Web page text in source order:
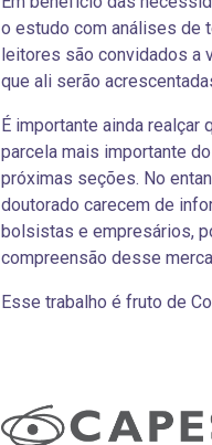
o estudo com análises de
leitores são convidados a
que ali serão
É importante ainda
parcela mais importante
próximas seções. No
doutorado carecem de
bolsistas e empresários,
compreensão desse
Esse trabalho é fruto de